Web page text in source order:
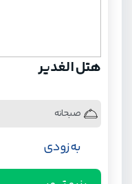
هتل الغدیر
صبحانه
به زودی